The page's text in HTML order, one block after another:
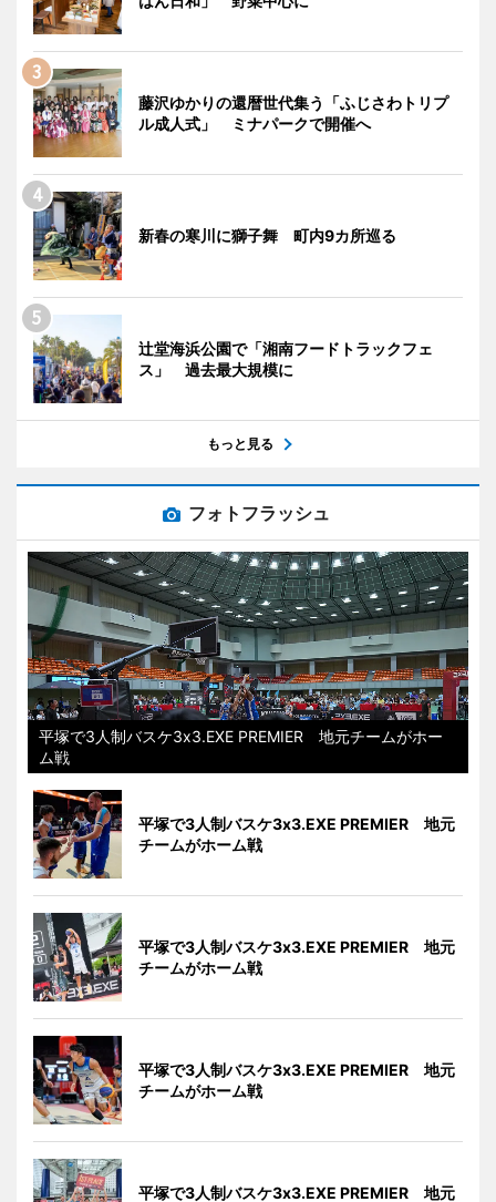
藤沢ゆかりの還暦世代集う「ふじさわトリプ
ル成人式」 ミナパークで開催へ
新春の寒川に獅子舞 町内9カ所巡る
辻堂海浜公園で「湘南フードトラックフェ
ス」 過去最大規模に
もっと見る
フォトフラッシュ
平塚で3人制バスケ3x3.EXE PREMIER 地元チームがホー
ム戦
平塚で3人制バスケ3x3.EXE PREMIER 地元
チームがホーム戦
平塚で3人制バスケ3x3.EXE PREMIER 地元
チームがホーム戦
平塚で3人制バスケ3x3.EXE PREMIER 地元
チームがホーム戦
平塚で3人制バスケ3x3.EXE PREMIER 地元